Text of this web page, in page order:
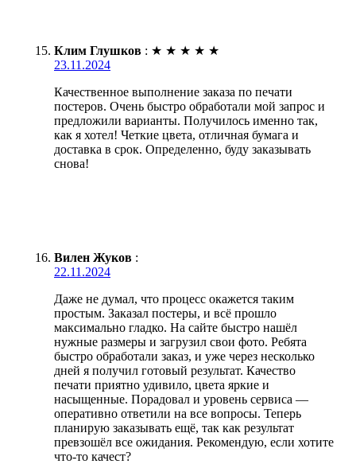
Клим Глушков : ★ ★ ★ ★ ★
23.11.2024
Качественное выполнение заказа по печати
постеров. Очень быстро обработали мой запрос и
предложили варианты. Получилось именно так,
как я хотел! Четкие цвета, отличная бумага и
доставка в срок. Определенно, буду заказывать
снова!
Вилен Жуков :
22.11.2024
Даже не думал, что процесс окажется таким
простым. Заказал постеры, и всё прошло
максимально гладко. На сайте быстро нашёл
нужные размеры и загрузил свои фото. Ребята
быстро обработали заказ, и уже через несколько
дней я получил готовый результат. Качество
печати приятно удивило, цвета яркие и
насыщенные. Порадовал и уровень сервиса —
оперативно ответили на все вопросы. Теперь
планирую заказывать ещё, так как результат
превзошёл все ожидания. Рекомендую, если хотите
что-то качест?